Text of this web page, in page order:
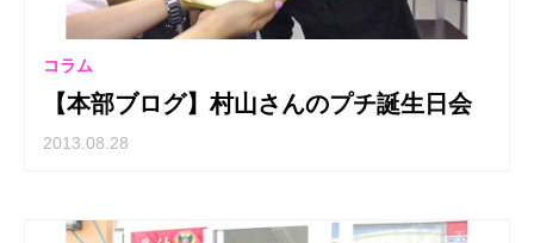
コラム
【本部ブログ】村山さんのプチ誕生日会
2013.08.28